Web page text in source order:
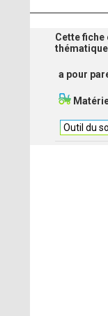
Cette fiche
a pour
Outil du